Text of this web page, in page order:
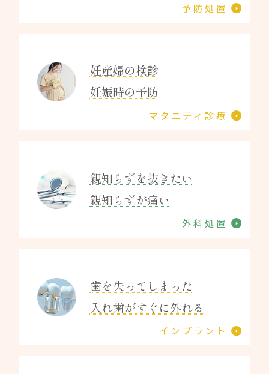
予防処置
妊産婦の検診
妊娠時の予防
マタニティ診療
親知らずを抜きたい
親知らずが痛い
外科処置
歯を失ってしまった
入れ歯がすぐに外れる
インプラント